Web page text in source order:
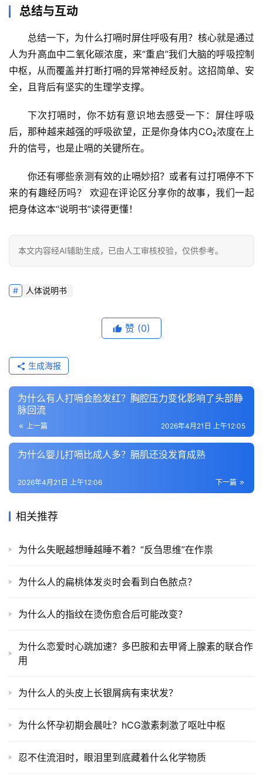
总结与互动
总结一下， 为什么打嗝时屏住呼吸有用？核心就是通过
人为升高血中二氧化碳浓度，来“重启”我们大脑的呼吸控制
中枢，从而覆盖并打断打嗝的异常神经反射。这招简单、安
全，且背后有坚实的生理学支撑。
下次打嗝时，你不妨有意识地去感受一下：屏住呼吸
后，那种越来越强的呼吸欲望，正是你身体内CO₂浓度在上
升的信号，也是止嗝的关键所在。
你还有哪些亲测有效的止嗝妙招？或者有过打嗝停不下
来的有趣经历吗？
欢迎在评论区分享你的故事，我们一起
把身体这本“说明书”读得更懂！
本文内容经AI辅助生成，已由人工审核校验，仅供参考。
人体说明书
赞 (0)
生成海报
为什么有人打嗝会脸发红？胸腔压力变化影响了头部静
脉回流
上一篇 2026年4月21日 上午12:05
为什么婴儿打嗝比成人多？膈肌还没发育成熟
下一篇
2026年4月21日 上午12:06
相关推荐
为什么失眠越想睡越睡不着？“反刍思维”在作祟
为什么人的扁桃体发炎时会看到白色脓点？
为什么人的指纹在烫伤愈合后可能改变？
为什么恋爱时心跳加速？多巴胺和去甲肾上腺素的联合作
用
为什么人的头皮上长银屑病有束状发？
为什么怀孕初期会晨吐？hCG激素刺激了呕吐中枢
忍不住流泪时，眼泪里到底藏着什么化学物质